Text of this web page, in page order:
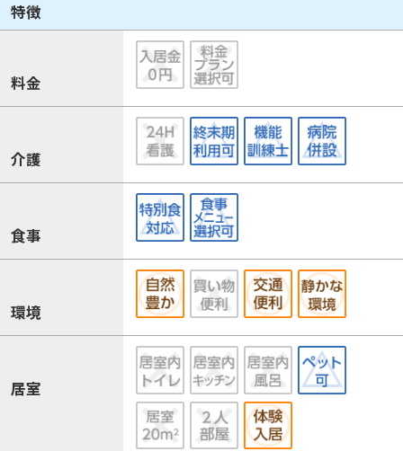
特徴
料金
介護
食事
環境
居室